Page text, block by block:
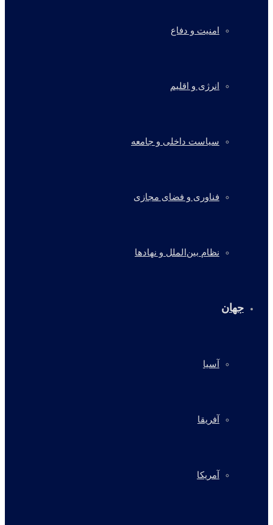
امنیت و دفاع
انرژی و اقلیم
سیاست داخلی و جامعه
فناوری و فضای مجازی
نظام بین‌الملل و نهادها
جهان
آسیا
آفریقا
آمریکا